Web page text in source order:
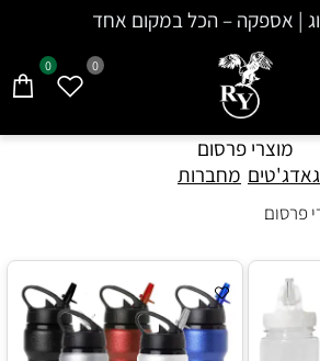
| אספקה – הכל במקום אחד
0 0
מוצרי פרסום
גאדג'טים מחברות
פרסום